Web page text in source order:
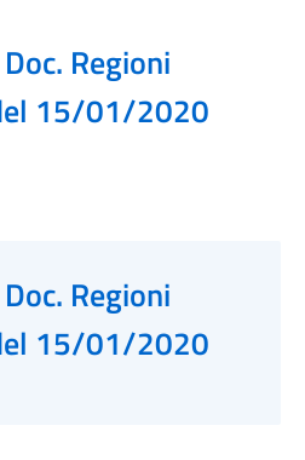
Doc. Regioni
15/01/2020
Doc. Regioni
15/01/2020